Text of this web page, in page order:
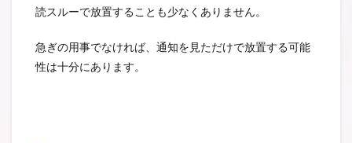
読スルーで放置することも少なくありません。
急ぎの用事でなければ、通知を見ただけで放置する可能
性は十分にあります。